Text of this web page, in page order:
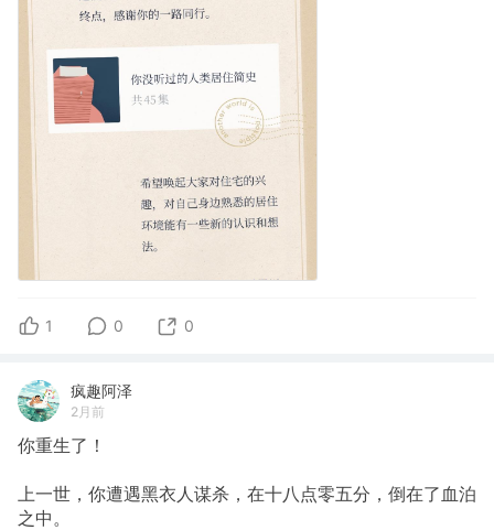
1 0 0
疯趣阿泽
2月前
你重生了！
上一世，你遭遇黑衣人谋杀，在十八点零五分，倒在了血泊
之中。